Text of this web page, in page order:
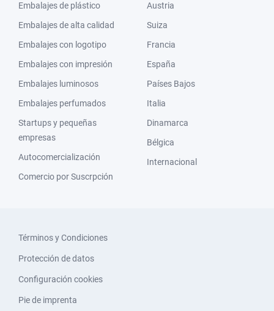
Embalajes de plástico
Embalajes de alta calidad
Embalajes con logotipo
Embalajes con impresión
Embalajes luminosos
Embalajes perfumados
Startups y pequeñas
empresas
Autocomercialización
Comercio por Suscrpción
Austria
Suiza
Francia
España
Países Bajos
Italia
Dinamarca
Bélgica
Internacional
Términos y Condiciones
Protección de datos
Configuración cookies
Pie de imprenta